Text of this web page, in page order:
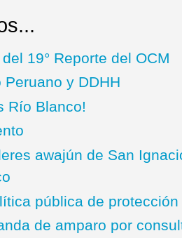
19° Reporte del OCM
Peruano y DDHH
Río Blanco!
awajún de San
pública de
de amparo por